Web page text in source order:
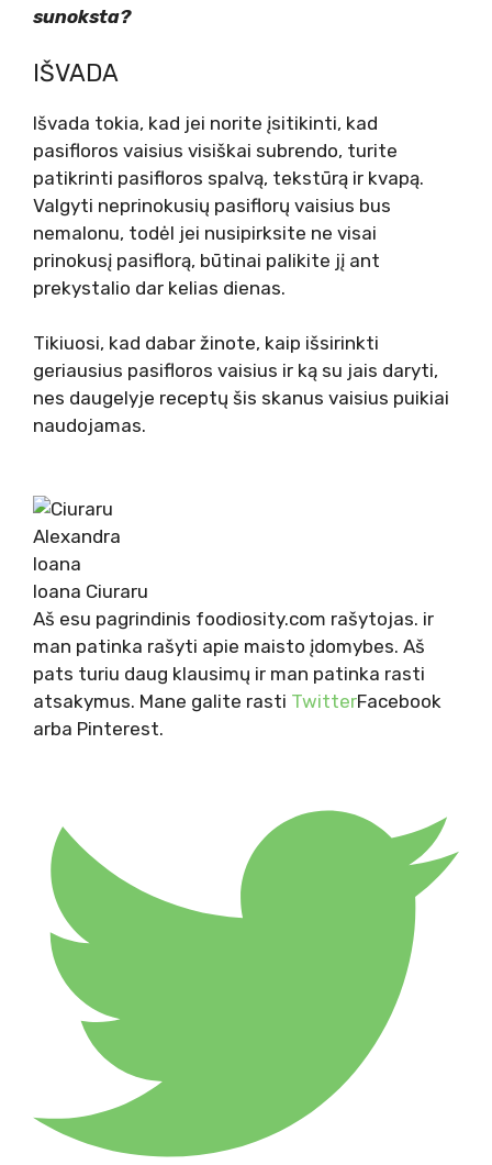
sunoksta?
IŠVADA
Išvada tokia, kad jei norite įsitikinti, kad
pasifloros vaisius visiškai subrendo, turite
patikrinti pasifloros spalvą, tekstūrą ir kvapą.
Valgyti neprinokusių pasiflorų vaisius bus
nemalonu, todėl jei nusipirksite ne visai
prinokusį pasiflorą, būtinai palikite jį ant
prekystalio dar kelias dienas.
Tikiuosi, kad dabar žinote, kaip išsirinkti
geriausius pasifloros vaisius ir ką su jais daryti,
nes daugelyje receptų šis skanus vaisius puikiai
naudojamas.
Ioana Ciuraru
Aš esu pagrindinis foodiosity.com rašytojas. ir
man patinka rašyti apie maisto įdomybes. Aš
pats turiu daug klausimų ir man patinka rasti
atsakymus. Mane galite rasti TwitterFacebook
arba Pinterest.